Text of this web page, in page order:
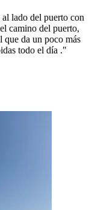
lado del puerto con
camino del puerto,
da un poco más
todo el día ."